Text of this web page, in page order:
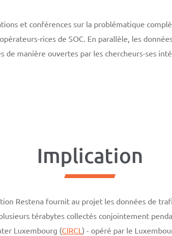
et conférences sur la problématique
rices de SOC. En parallèle, les
manière ouvertes par les chercheurs-ses
Implication
Restena fournit au projet les données de
térabytes collectés conjointement
Luxembourg (CIRCL ) - opéré par le